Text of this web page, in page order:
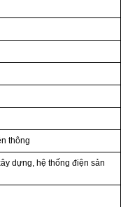
thông
dựng, hệ thống điện sản